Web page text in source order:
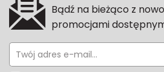
Bądź na bieżąco z
promocjami